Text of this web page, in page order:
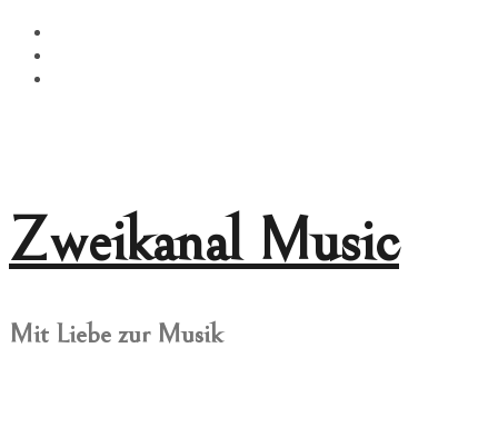
Springe
zum
Inhalt
Zweikanal Music
Mit Liebe zur Musik